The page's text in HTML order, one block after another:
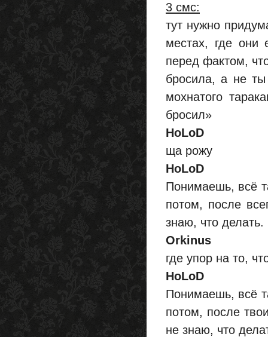
3 смс:
тут нужно
местах, где они
перед фактом,
бросила, а не
мохнатого
бросил»
HoLoD
ща рожу
HoLoD
Понимаешь, всё
потом, после
знаю, что делать.
Orkinus
где упор на то,
HoLoD
Понимаешь, всё
потом, после
не знаю, что